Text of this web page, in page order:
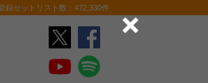
セットリスト数：472,330件